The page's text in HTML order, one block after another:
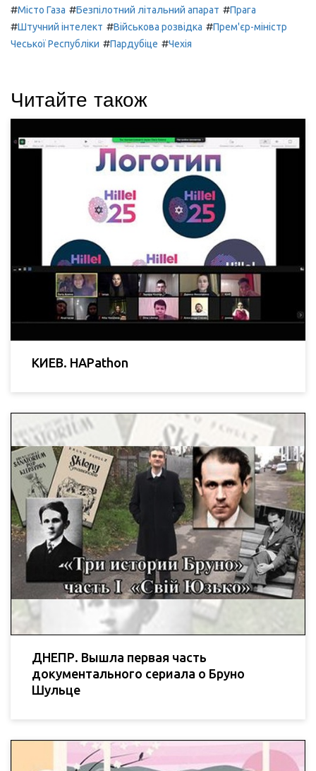
#Місто Газа #Безпілотний літальний апарат #Прага
#Штучний інтелект #Військова розвідка #Прем'єр-міністр
Чеської Республіки #Пардубіце #Чехія
Читайте також
КИЕВ. HAPathon
ДНЕПР. Вышла первая часть
документального сериала о Бруно
Шульце